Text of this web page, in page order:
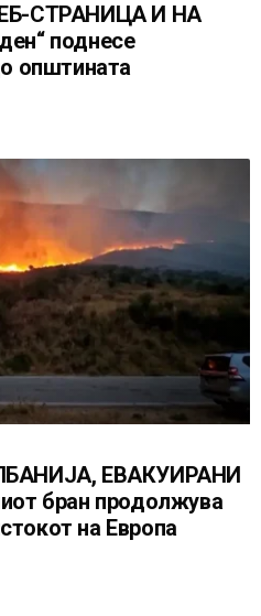
СТРАНИЦА И НА
поднесе
општината
ЕВАКУИРАНИ
бран продолжува
на Европа